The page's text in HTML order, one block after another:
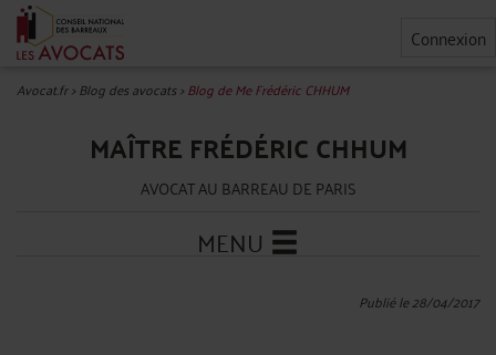
Connexion
Avocat.fr>Blog des avocats>Blog de Me Frédéric CHHUM
MAÎTRE FRÉDÉRIC CHHUM
AVOCAT AU BARREAU DE PARIS
MENU
Publié le 28/04/2017